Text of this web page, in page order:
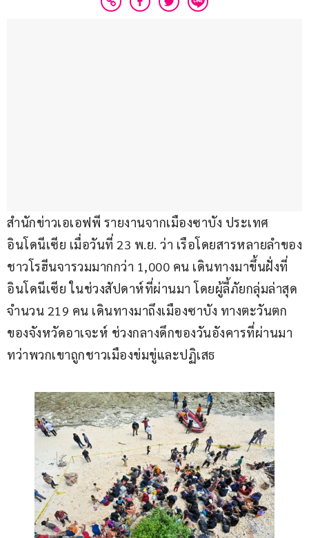
สำนักข่าวเอเอฟพี รายงานจากเมืองซาบัง ประเทศ
อินโดนีเซีย เมื่อวันที่ 23 พ.ย. ว่า เรือโดยสารหลายลำของ
ชาวโรฮีนจารวมมากกว่า 1,000 คน เดินทางมาขึ้นฝั่งที่
อินโดนีเซีย ในช่วงสัปดาห์ที่ผ่านมา โดยผู้ลี้ภัยกลุ่มล่าสุด
จำนวน 219 คน เดินทางมาถึงเมืองซาบัง ทางตะวันตก
ของจังหวัดอาเจะห์ ช่วงกลางดึกของวันอังคารที่ผ่านมา
ทว่าพวกเขาถูกชาวเมืองข่มขู่และปฏิเสธ